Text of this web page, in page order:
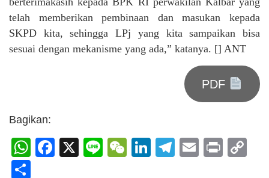
telah memberikan pembinaan dan masukan kepada
SKPD kita, sehingga LPj yang kita sampaikan bisa
sesuai dengan mekanisme yang ada,” katanya. [] ANT
PDF
Bagikan:
WhatsApp
Facebook
X LineWeChat
LinkedIn
Telegram
Email
Print